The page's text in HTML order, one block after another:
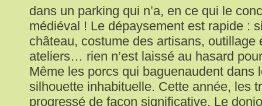
dans un parking qui n’a, en ce qui le
médiéval ! Le dépaysement est rapide :
château, costume des artisans, outillage
ateliers… rien n’est laissé au hasard
Même les porcs qui baguenaudent dans
silhouette inhabituelle. Cette année, les
progressé de façon significative. Le